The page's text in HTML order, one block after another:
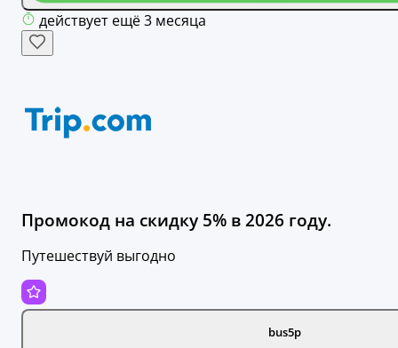
действует ещё 3 месяца
Промокод на скидку 5% в 2026 году.
Путешествуй выгодно
bus5p